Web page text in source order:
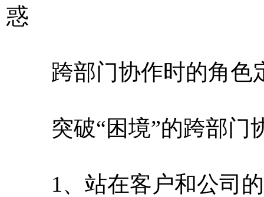
惑
跨部门协作时的角色
突破“困境”的跨部门
1、站在客户和公司的